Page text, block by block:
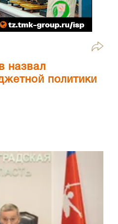
назвал
политики